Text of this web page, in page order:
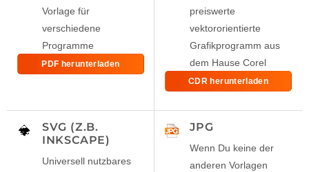
Vorlage für
verschiedene
Programme
PDF herunterladen
preiswerte
vektororientierte
Grafikprogramm aus
dem Hause Corel
CDR herunterladen
SVG (Z.B.
INKSCAPE)
Universell nutzbares
JPG
Wenn Du keine der
anderen Vorlagen